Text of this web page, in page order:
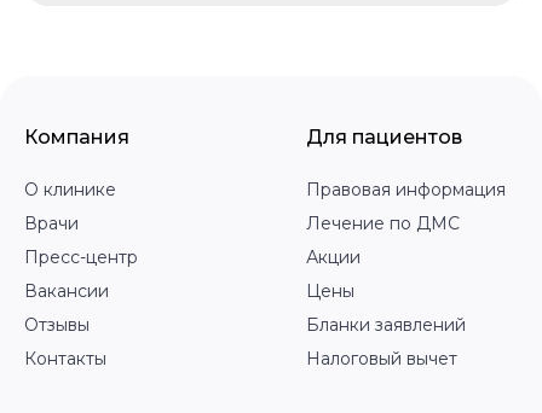
Компания
О клинике
Врачи
Пресс-центр
Вакансии
Отзывы
Контакты
Для пациентов
Правовая информация
Лечение по ДМС
Акции
Цены
Бланки заявлений
Налоговый вычет